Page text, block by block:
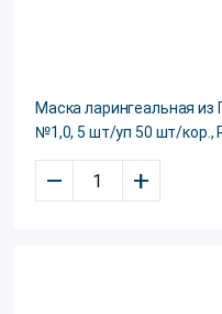
Маска ларингеальная
№1,0, 5 шт/уп 50 шт/кор.,
– +